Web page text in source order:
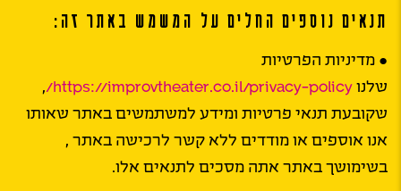
תנאים נוספים החלים על המשמש באתר זה:
● מדיניות הפרטיות
שלנו https://improvtheater.co.il/privacy-policy/
,
שקובעת תנאי פרטיות ומידע למשתמשים באתר שאותו
אנו אוספים או מודדים ללא קשר לרכישה באתר ,
בשימושך באתר אתה מסכים לתנאים אלו.